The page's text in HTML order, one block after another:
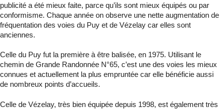
publicité a été mieux faite, parce qu’ils sont mieux équipés ou par
conformisme. Chaque année on observe une nette augmentation de
fréquentation des voies du Puy et de Vézelay car elles sont
anciennes.
Celle du Puy fut la première à être balisée, en 1975. Utilisant le
chemin de Grande Randonnée N°65, c’est une des voies les mieux
connues et actuellement la plus empruntée car elle bénéficie aussi
de nombreux points d’accueils.
Celle de Vézelay, très bien équipée depuis 1998, est également très